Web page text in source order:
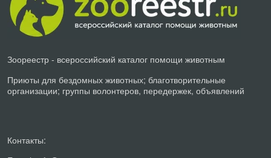
Зоореестр - всероссийский каталог помощи животным
Приюты для бездомных животных; благотворительные
организации; группы волонтеров, передержек, объявлений
Контакты: